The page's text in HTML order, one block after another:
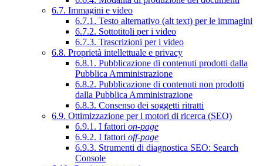
6.7. Immagini e video
6.7.1. Testo alternativo (alt text) per le immagini
6.7.2. Sottotitoli per i video
6.7.3. Trascrizioni per i video
6.8. Proprietà intellettuale e privacy
6.8.1. Pubblicazione di contenuti prodotti dalla
Pubblica Amministrazione
6.8.2. Pubblicazione di contenuti non prodotti
dalla Pubblica Amministrazione
6.8.3. Consenso dei soggetti ritratti
6.9. Ottimizzazione per i motori di ricerca (SEO)
6.9.1. I fattori on-page
6.9.2. I fattori off-page
6.9.3. Strumenti di diagnostica SEO: Search
Console